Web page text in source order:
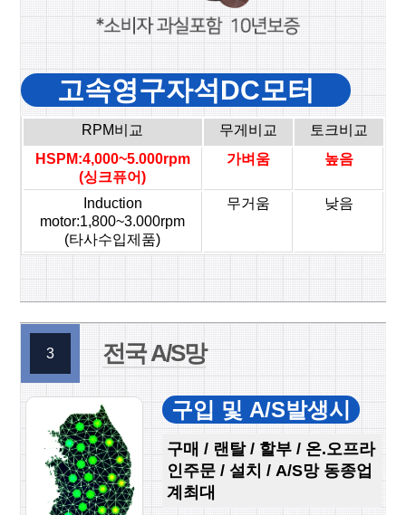
고속영구자석DC모터
RPM비교 무게비교
토크비교
HSPM:4,000~5.000rpm
(싱크퓨어)
가벼움 높음
Induction
motor:1,800~3.000rpm
(타사수입제품)
무거움 낮음
3 전국 A/S망
구입 및 A/S발생시
구매 / 랜탈 / 할부 / 온.오프라
인주문 / 설치 / A/S망 동종업
계최대